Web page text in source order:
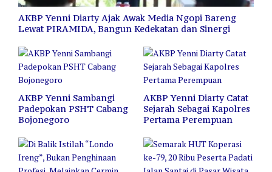
AKBP Yenni Diarty Ajak Awak Media Ngopi Bareng
Lewat PIRAMIDA, Bangun Kedekatan dan Sinergi
AKBP Yenni Sambangi
Padepokan PSHT Cabang
Bojonegoro
AKBP Yenni Diarty Catat
Sejarah Sebagai Kapolres
Pertama Perempuan